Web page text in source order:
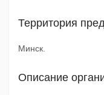
Территория
Минск.
Описание